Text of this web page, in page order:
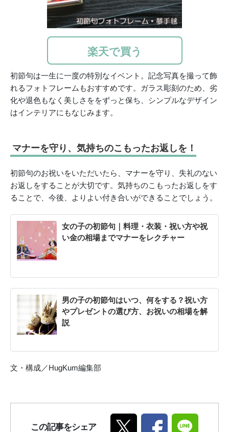
楽天で買う
初節句は一生に一度の特別なイベント。記念写真を撮って飾
れるフォトフレームもおすすめです。ガラス彫刻のため、劣
化や退色もなく美しさををずっと保ち、シンプルなデザイン
はインテリアにもなじみます。
マナーを守り、気持ちのこもったお返しを！
初節句のお祝いをいただいたら、マナーを守り、失礼のない
お返しをすることが大切です。気持ちのこもったお返しをす
ることで、今後、よりよい付き合いができることでしょう。
女の子の初節句｜料理・衣装・祝い方や祝
い金の相場までマナーをレクチャー
男の子の初節句はいつ、何をする？祝い方
やプレゼントの選び方、お祝いの相場を解
説
文・構成／HugKum編集部
この記事をシェア